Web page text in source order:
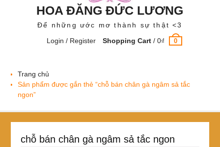
HOA ĐĂNG ĐỨC LƯƠNG
Để những ước mơ thành sự thật <3
Login / Register
Shopping Cart /0₫ 0
Trang chủ
Sản phẩm được gắn thẻ “chỗ bán chân gà ngâm sả tắc
ngon”
chỗ bán chân gà ngâm sả tắc ngon